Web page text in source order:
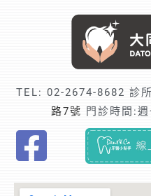
TEL: 02-2674-8682 診
路7號 門診時間:
F
d